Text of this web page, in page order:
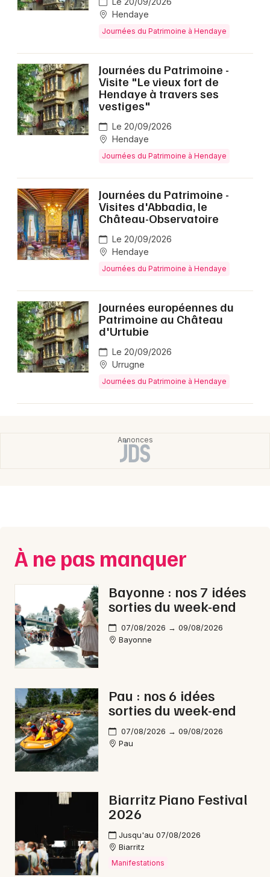
Hendaye
Journées du Patrimoine à Hendaye
Journées du Patrimoine -
Visite "Le vieux fort de
Hendaye à travers ses
vestiges"
Le 20/09/2026
Hendaye
Journées du Patrimoine à Hendaye
Journées du Patrimoine -
Visites d'Abbadia, le
Château-Observatoire
Le 20/09/2026
Hendaye
Journées du Patrimoine à Hendaye
Journées européennes du
Patrimoine au Château
d'Urtubie
Le 20/09/2026
Urrugne
Journées du Patrimoine à Hendaye
À ne pas manquer
Bayonne : nos 7 idées
sorties du week-end
07/08/2026 → 09/08/2026
Bayonne
Pau : nos 6 idées
sorties du week-end
07/08/2026 → 09/08/2026
Pau
Biarritz Piano Festival
2026
Jusqu'au 07/08/2026
Biarritz
Manifestations